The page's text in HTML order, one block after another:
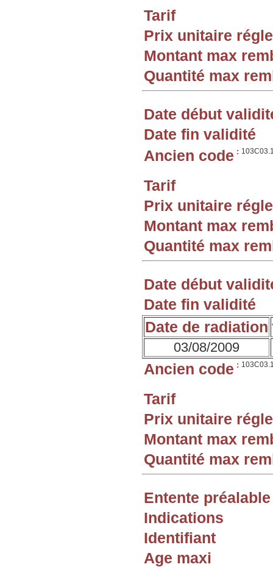
Tarif
Prix unitaire
Montant max
Quantité max
Date début
Date fin validité
Ancien code :
Tarif
Prix unitaire
Montant max
Quantité max
Date début
Date fin validité
Date de radiation
03/08/2009
Ancien code :
Tarif
Prix unitaire
Montant max
Quantité max
Entente préalable
Indications
Identifiant
Age maxi